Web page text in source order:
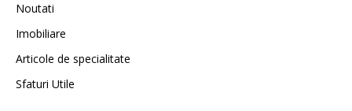
Noutati
Imobiliare
Articole de specialitate
Sfaturi Utile